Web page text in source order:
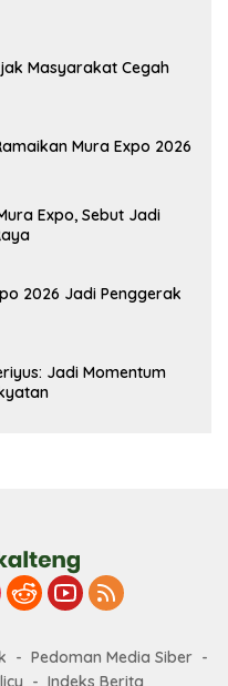
Masyarakat Cegah
Mura Expo 2026
Expo, Sebut Jadi
2026 Jadi Penggerak
Jadi Momentum
Pedoman Media Siber
Indeks Berita